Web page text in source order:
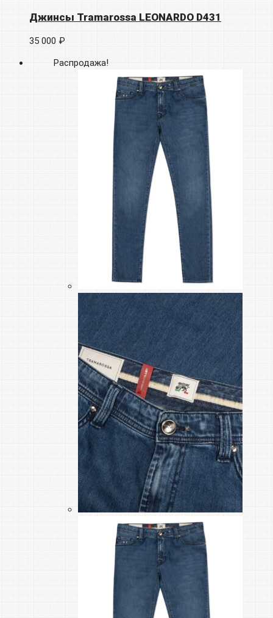
Джинсы Tramarossa LEONARDO D431
35 000 ₽
Распродажа!